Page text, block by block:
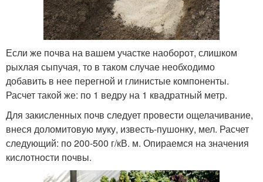
Если же почва на вашем участке наоборот, слишком
рыхлая сыпучая, то в таком случае необходимо
добавить в нее перегной и глинистые компоненты.
Расчет такой же: по 1 ведру на 1 квадратный метр.
Для закисленных почв следует провести ощелачивание,
внеся доломитовую муку, известь-пушонку, мел. Расчет
следующий: по 200-500 г/кВ. м. Опираемся на значения
кислотности почвы.